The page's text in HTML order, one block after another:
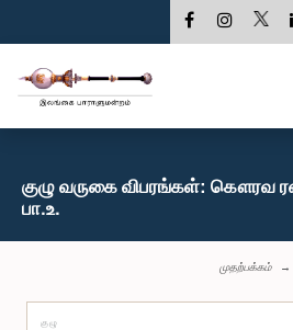
குழு வருகை விபரங்கள்: கௌரவ
பா.உ.
முதற்பக்கம்
குழு